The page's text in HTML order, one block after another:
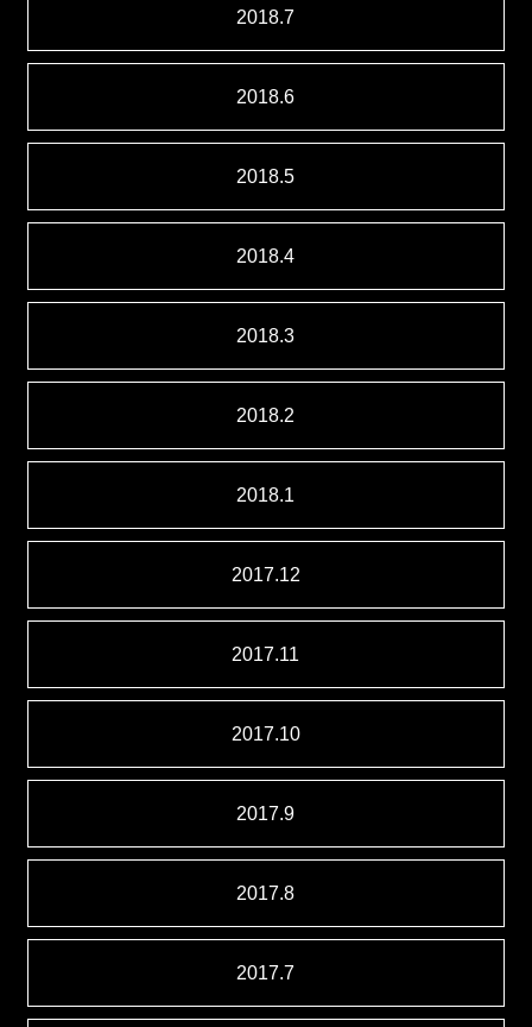
2018.7
2018.6
2018.5
2018.4
2018.3
2018.2
2018.1
2017.12
2017.11
2017.10
2017.9
2017.8
2017.7